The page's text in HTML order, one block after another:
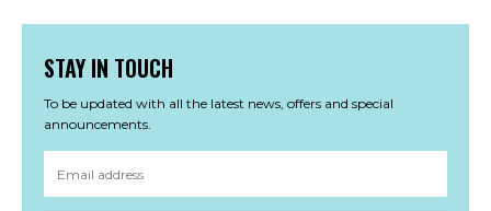
STAY IN TOUCH
To be updated with all the latest news, offers and special
announcements.